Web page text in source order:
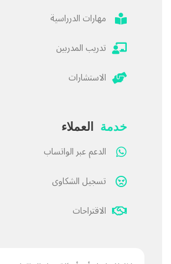
مهارات الدرراسية
تدريب المدربين
الاستشارات
خدمة العملاء
الدعم عبر الواتساب
تسجيل الشكاوى
الاقتراحات